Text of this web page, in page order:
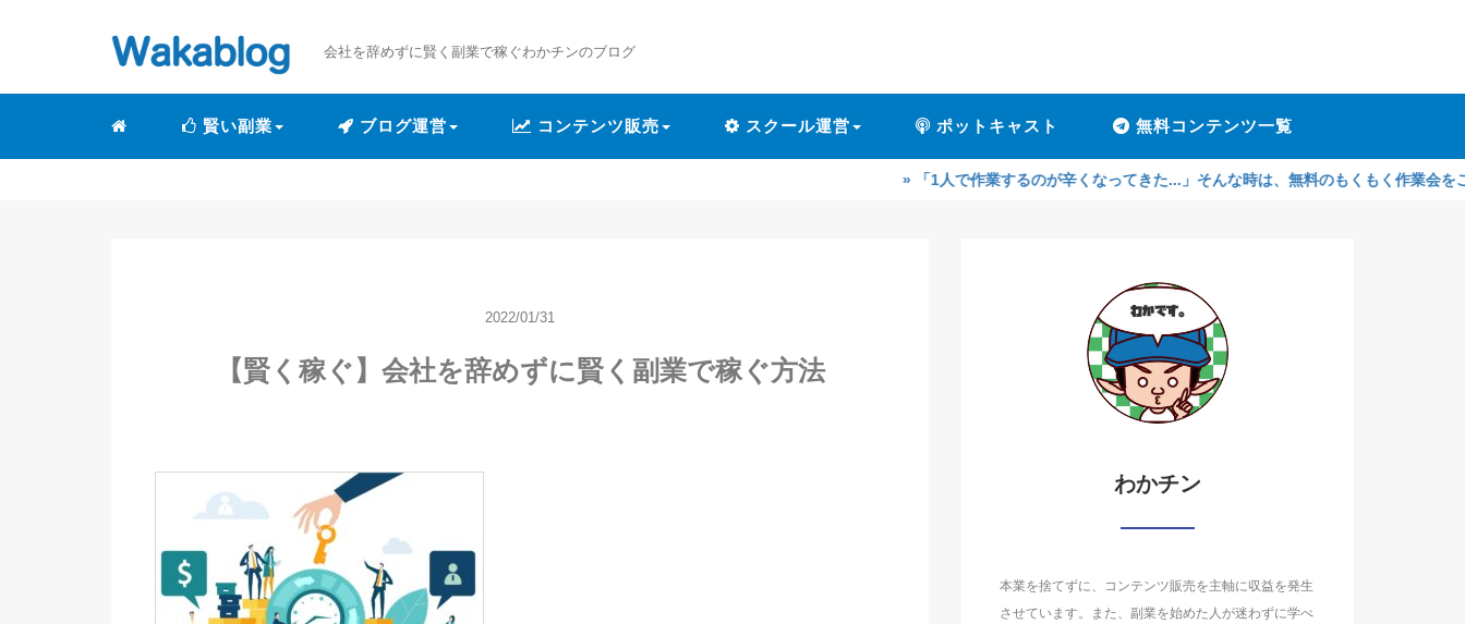
会社を辞めずに賢く副業で稼ぐわかチンのブログ
賢い副業 ブログ運営 コンテンツ販売 スクール運営 ポットキャスト 無料コンテンツ一覧
» 「1人で作業するのが辛くなってきた...」そんな時は、無料のもくもく作業会をご利用くださ
2022/01/31
【賢く稼ぐ】会社を辞めずに賢く副業で稼ぐ方法
わかチン
本業を捨てずに、コンテンツ販売を主軸に収益を発生
させています。また、副業を始めた人が迷わずに学べ